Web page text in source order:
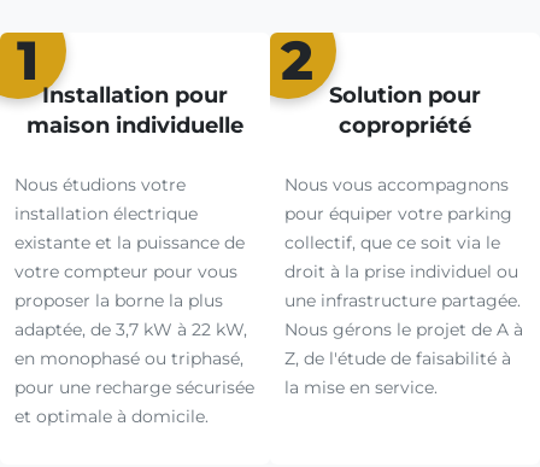
1
Installation pour
maison individuelle
Nous étudions votre
installation électrique
existante et la puissance de
votre compteur pour vous
proposer la borne la plus
adaptée, de 3,7 kW à 22 kW,
en monophasé ou triphasé,
pour une recharge sécurisée
et optimale à domicile.
2
Solution pour
copropriété
Nous vous accompagnons
pour équiper votre parking
collectif, que ce soit via le
droit à la prise individuel ou
une infrastructure partagée.
Nous gérons le projet de A à
Z, de l'étude de faisabilité à
la mise en service.